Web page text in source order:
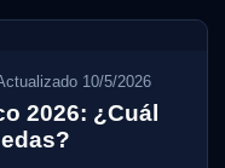
10/5/2026
2026: ¿Cuál